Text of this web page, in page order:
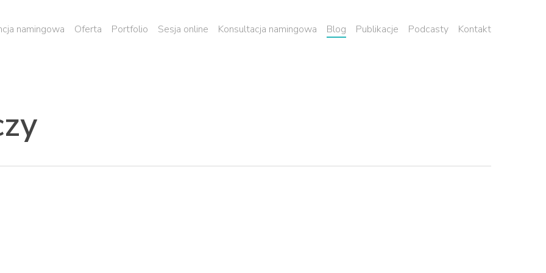
namingowa Oferta Portfolio Sesja online Konsultacja namingowa Blog Publikacje Podcasty Kontakt